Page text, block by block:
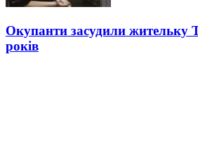
Окупанти засудили жительку
років